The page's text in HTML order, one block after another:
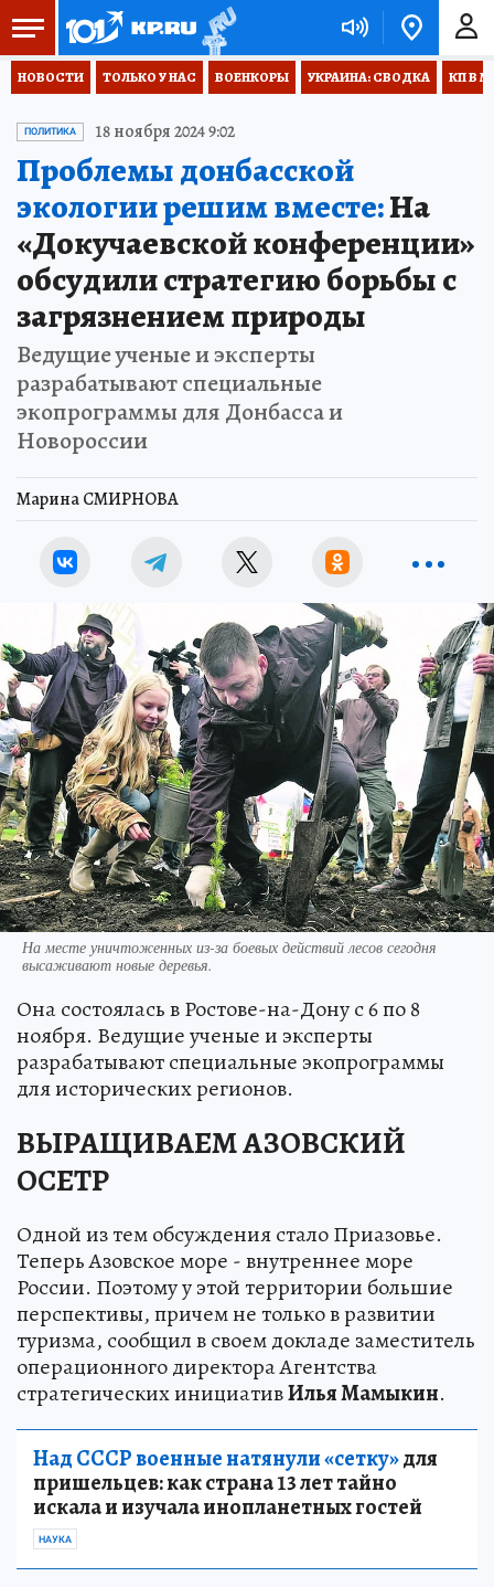
НОВОСТИ ТОЛЬКО У НАС ВОЕНКОРЫ УКРАИНА: СВОДКА КП В
ПОЛИТИКА 18 ноября 2024 9:02
Проблемы донбасской
экологии решим вместе:На
«Докучаевской конференции»
обсудили стратегию борьбы с
загрязнением природы
Ведущие ученые и эксперты
разрабатывают специальные
экопрограммы для Донбасса и
Новороссии
Марина СМИРНОВА
На месте уничтоженных из-за боевых действий лесов сегодня
высаживают новые деревья.
Она состоялась в Ростове-на-Дону с 6 по 8
ноября. Ведущие ученые и эксперты
разрабатывают специальные экопрограммы
для исторических регионов.
ВЫРАЩИВАЕМ АЗОВСКИЙ
ОСЕТР
Одной из тем обсуждения стало Приазовье.
Теперь Азовское море - внутреннее море
России. Поэтому у этой территории большие
перспективы, причем не только в развитии
туризма, сообщил в своем докладе заместитель
операционного директора Агентства
стратегических инициативИлья Мамыкин.
Над СССР военные натянули «сетку»для
пришельцев: как страна 13 лет тайно
искала и изучала инопланетных гостей
НАУКА